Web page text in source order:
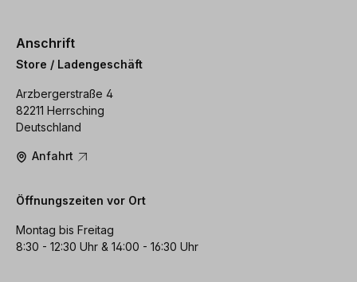
Anschrift
Store / Ladengeschäft
Arzbergerstraße 4
82211 Herrsching
Deutschland
Anfahrt
Öffnungszeiten vor Ort
Montag bis Freitag
8:30 - 12:30 Uhr & 14:00 - 16:30 Uhr